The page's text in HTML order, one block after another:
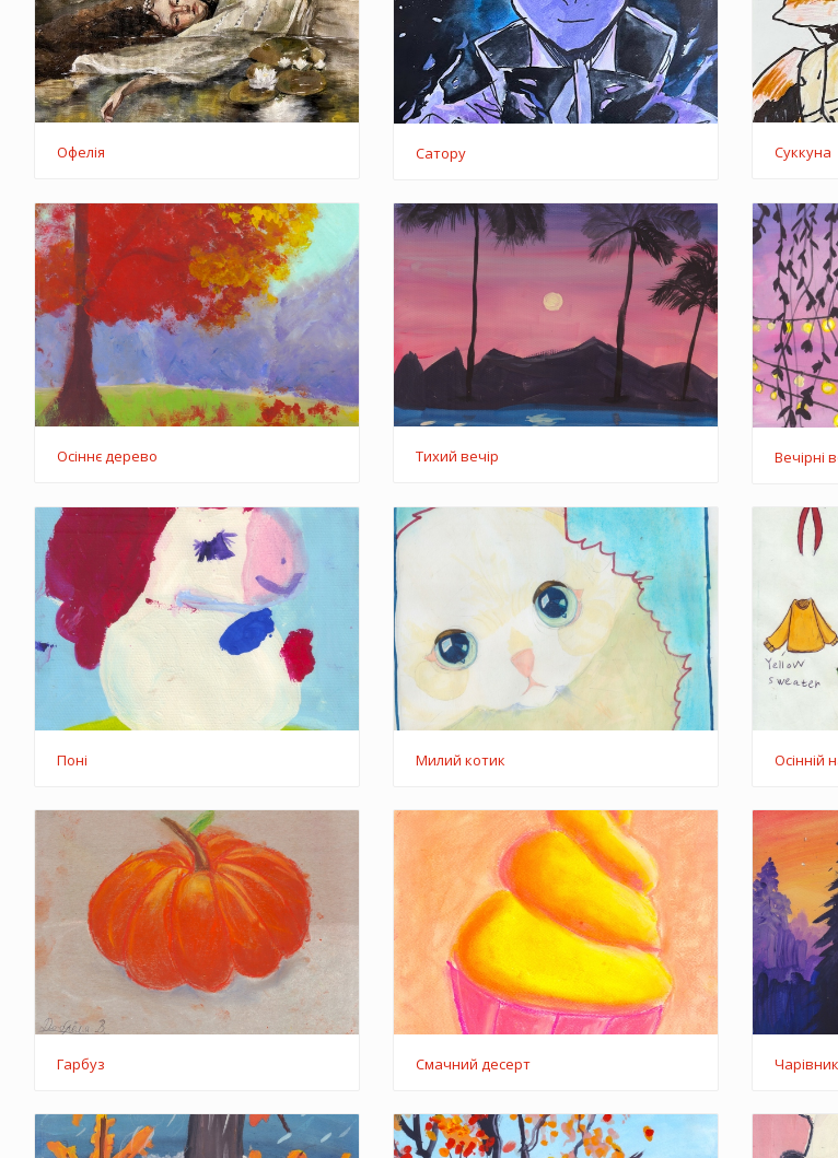
Офелія Сатору Суккуна
Осіннє дерево Тихий вечір Вечірні
Поні Милий котик Осінній
Гарбуз Смачний десерт